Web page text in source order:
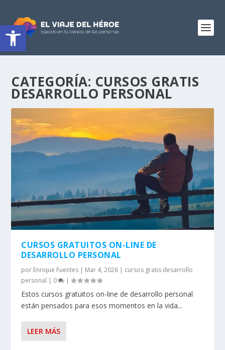
Abrir barra de herramientas
CATEGORÍA: CURSOS GRATIS
DESARROLLO PERSONAL
CURSOS GRATUITOS ON-LINE DE
DESARROLLO PERSONAL
por Enrique Fuentes | Mar 4, 2026 | cursos gratis desarrollo
personal | 0 |
Estos cursos gratuitos on-line de desarrollo personal
están pensados para esos momentos en la vida...
LEER MÁS